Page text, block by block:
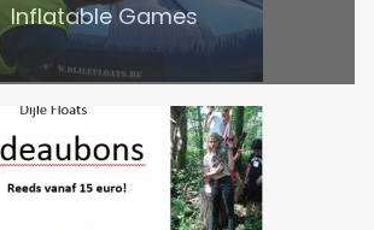
Inflatable Games